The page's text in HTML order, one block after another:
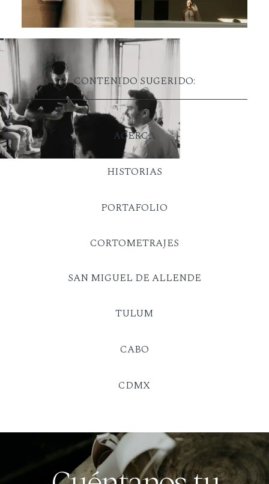
CONTENIDO SUGERIDO:
ACERCA
SAN MIGUEL DE ALLENDE
HISTORIAS
TULUM
PORTAFOLIO
CABO
CDMX
CORTOMETRAJES